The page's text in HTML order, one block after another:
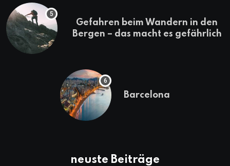
Gefahren beim Wandern in den
Bergen – das macht es gefährlich
Barcelona
neuste Beiträge